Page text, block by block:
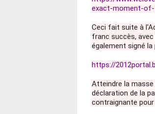
exact-moment-
Ceci fait suite à
franc succès,
également signé
https://
Atteindre la
déclaration de la
contraignante